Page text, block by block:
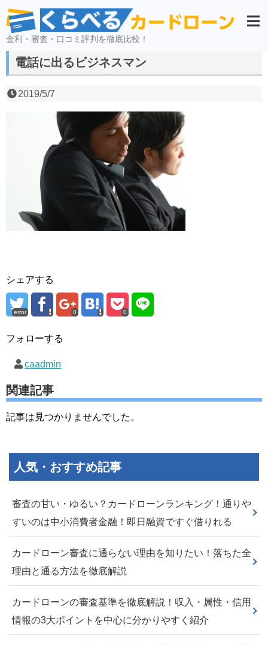
金利・審査・口コミ評判を徹底比較！
電話に出るビジネスマン
2019/5/7
シェアする
error 0 0
フォローする
caadmin
関連記事
記事は見つかりませんでした。
人気・おすすめ記事
審査の甘い・ゆるい？カードローンランキング！通りや
すいのは中小消費者金融！即日融資ですぐ借りれる
カードローン審査に通らない理由を知りたい！落ちた全
理由と通る方法を徹底解説
カードローンの審査基準を徹底解説！収入・属性・信用
情報の3大ポイントを中心に分かりやすく紹介